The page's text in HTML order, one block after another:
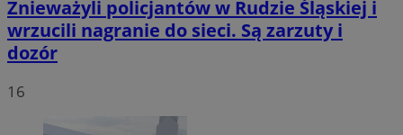
Znieważyli policjantów w Rudzie Śląskiej i
wrzucili nagranie do sieci. Są zarzuty i
dozór
16